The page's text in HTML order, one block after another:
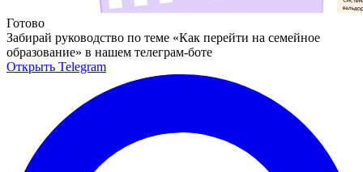
Готово
Забирай руководство по теме «Как перейти на семейное
образование» в нашем телеграм-боте
Открыть Telegram